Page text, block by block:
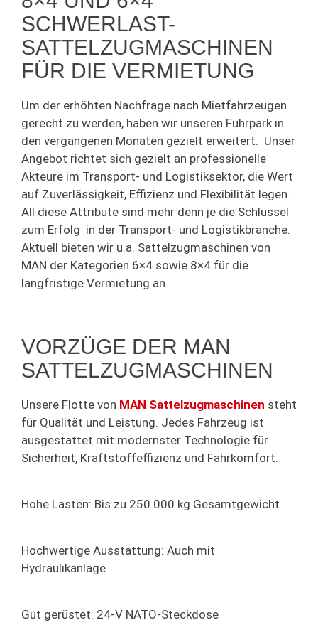
SCHWERLAST-
SATTELZUGMASCHINEN
FÜR DIE VERMIETUNG
Um der erhöhten Nachfrage nach Mietfahrzeugen
gerecht zu werden, haben wir unseren Fuhrpark in
den vergangenen Monaten gezielt erweitert. Unser
Angebot richtet sich gezielt an professionelle
Akteure im Transport- und Logistiksektor, die Wert
auf Zuverlässigkeit, Effizienz und Flexibilität legen.
All diese Attribute sind mehr denn je die Schlüssel
zum Erfolg in der Transport- und Logistikbranche.
Aktuell bieten wir u.a. Sattelzugmaschinen von
MAN der Kategorien 6×4 sowie 8×4 für die
langfristige Vermietung an.
VORZÜGE DER MAN
SATTELZUGMASCHINEN
Unsere Flotte von MAN Sattelzugmaschinen steht
für Qualität und Leistung. Jedes Fahrzeug ist
ausgestattet mit modernster Technologie für
Sicherheit, Kraftstoffeffizienz und Fahrkomfort.
Hohe Lasten: Bis zu 250.000 kg Gesamtgewicht
Hochwertige Ausstattung: Auch mit
Hydraulikanlage
Gut gerüstet: 24-V NATO-Steckdose